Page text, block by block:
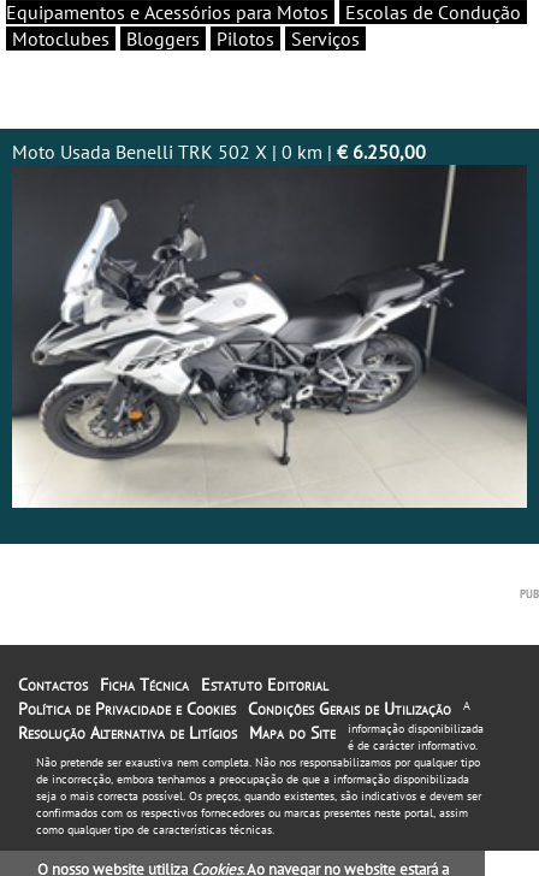
Equipamentos e Acessórios para Motos
Escolas de Condução
Motoclubes
Bloggers Pilotos Serviços
Moto Usada Benelli TRK 502 X | 0 km | € 6.250,00
Contactos Ficha Técnica
Estatuto Editorial
Política de Privacidade e Cookies Condições Gerais de Utilização
Resolução Alternativa de Litígios
Mapa do Site
A
informação disponibilizada
é de carácter informativo.
Não pretende ser exaustiva nem completa. Não nos responsabilizamos por qualquer tipo
de incorrecção, embora tenhamos a preocupação de que a informação disponibilizada
seja o mais correcta possível. Os preços, quando existentes, são indicativos e devem ser
confirmados com os respectivos fornecedores ou marcas presentes neste portal, assim
como qualquer tipo de características técnicas.
O nosso website utiliza Cookies. Ao navegar no website estará a